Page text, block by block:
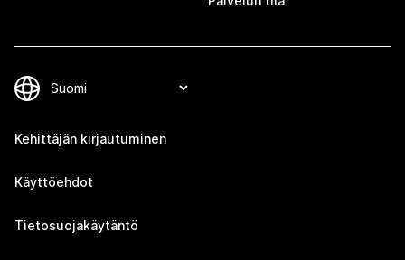
Kehittäjän kirjautuminen
Käyttöehdot
Tietosuojakäytäntö